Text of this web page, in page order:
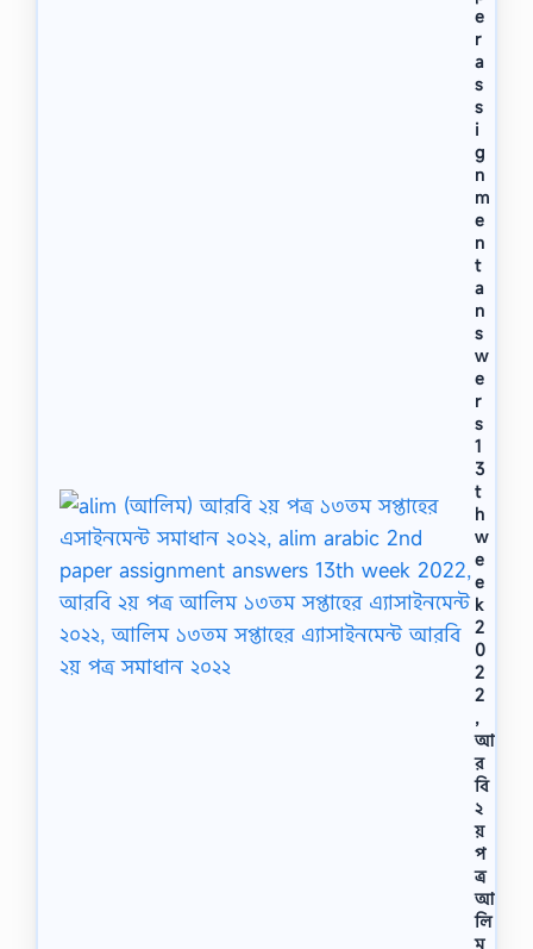
e
r
a
s
s
i
g
n
m
e
n
t
a
n
s
w
e
r
s
1
3
t
h
w
e
e
k
2
0
2
2
,
আ
র
বি
২
য়
প
ত্র
আ
লি
ম